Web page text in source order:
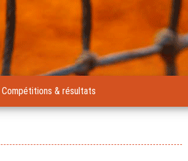
Compétitions & résultats